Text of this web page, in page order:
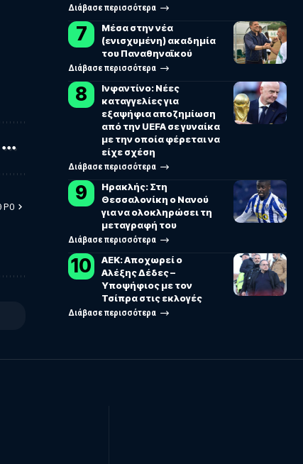
Διάβασε περισσότερα
Μέσα στην νέα
(ενισχυμένη) ακαδημία
του Παναθηναϊκού
Διάβασε περισσότερα
Ινφαντίνο: Νέες
καταγγελίες για
εξαψήφια αποζημίωση
από την UEFA σε γυναίκα
με την οποία φέρεται να
είχε σχέση
Διάβασε περισσότερα
Ηρακλής: Στη
Θεσσαλονίκη ο Νανού
για να ολοκληρώσει τη
μεταγραφή του
Διάβασε περισσότερα
ΑΕΚ: Αποχωρεί ο
Αλέξης Δέδες –
Υποψήφιος με τον
Τσίπρα στις εκλογές
Διάβασε περισσότερα